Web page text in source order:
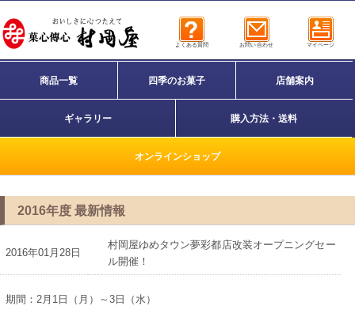
よくある質問 お問い合わせ マイページ
商品一覧 四季のお菓子 店舗案内
ギャラリー 購入方法・送料
オンラインショップ
2016年度 最新情報
2016年01月28日
村岡屋ゆめタウン夢彩都店改装オープニングセー
ル開催！
期間：2月1日（月）～3日（水）